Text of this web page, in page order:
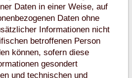
Daten in einer Weise, auf
Daten ohne
Informationen nicht
betroffenen Person
können, sofern diese
gesondert
und technischen und